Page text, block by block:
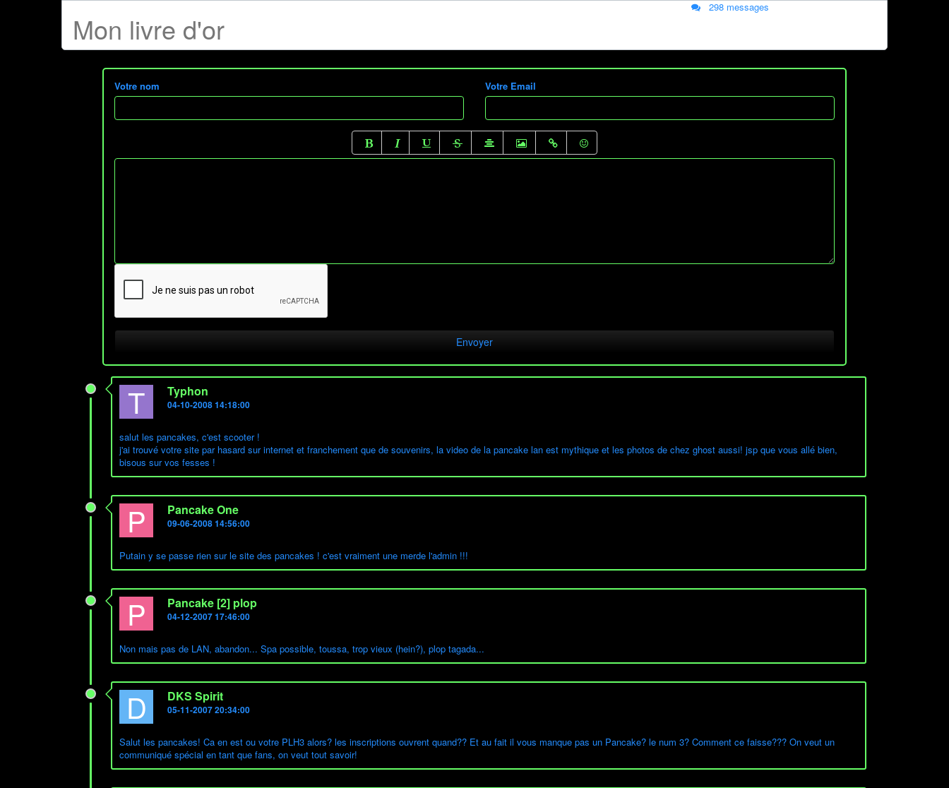
Mon livre d'or
298 messages
Votre nom Votre Email
T Typhon
04-10-2008 14:18:00
salut les pancakes, c'est scooter !
j'ai trouvé votre site par hasard sur internet et franchement que de souvenirs, la video de la pancake lan est mythique et les photos de chez ghost aussi! jsp que vous allé bien,
bisous sur vos fesses !
P Pancake One
09-06-2008 14:56:00
Putain y se passe rien sur le site des pancakes ! c'est vraiment une merde l'admin !!!
P Pancake [2] plop
04-12-2007 17:46:00
Non mais pas de LAN, abandon... Spa possible, toussa, trop vieux (hein?), plop tagada...
D DKS Spirit
05-11-2007 20:34:00
Salut les pancakes! Ca en est ou votre PLH3 alors? les inscriptions ouvrent quand?? Et au fait il vous manque pas un Pancake? le num 3? Comment ce faisse??? On veut un
communiqué spécial en tant que fans, on veut tout savoir!